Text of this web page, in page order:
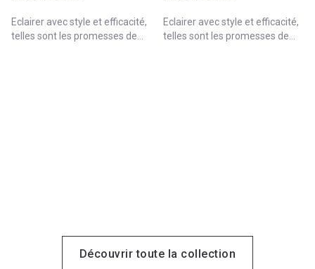
Eclairer avec style et efficacité,
telles sont les promesses de
Eclairer avec style et efficacité,
telles sont les promesses de
Découvrir toute la collection